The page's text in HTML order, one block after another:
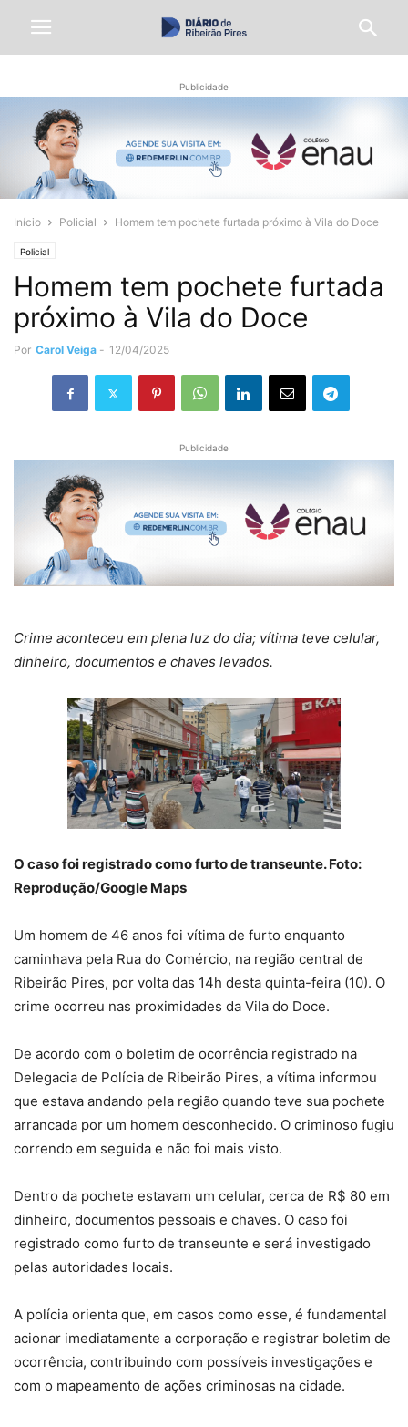
Publicidade
Início Policial Homem tem pochete furtada próximo à Vila do Doce
Policial
Homem tem pochete furtada
próximo à Vila do Doce
Por Carol Veiga - 12/04/2025
Publicidade
Crime aconteceu em plena luz do dia; vítima teve celular,
dinheiro, documentos e chaves levados.
O caso foi registrado como furto de transeunte. Foto:
Reprodução/Google Maps
Um homem de 46 anos foi vítima de furto enquanto
caminhava pela Rua do Comércio, na região central de
Ribeirão Pires, por volta das 14h desta quinta-feira (10). O
crime ocorreu nas proximidades da Vila do Doce.
De acordo com o boletim de ocorrência registrado na
Delegacia de Polícia de Ribeirão Pires, a vítima informou
que estava andando pela região quando teve sua pochete
arrancada por um homem desconhecido. O criminoso fugiu
correndo em seguida e não foi mais visto.
Dentro da pochete estavam um celular, cerca de R$ 80 em
dinheiro, documentos pessoais e chaves. O caso foi
registrado como furto de transeunte e será investigado
pelas autoridades locais.
A polícia orienta que, em casos como esse, é fundamental
acionar imediatamente a corporação e registrar boletim de
ocorrência, contribuindo com possíveis investigações e
com o mapeamento de ações criminosas na cidade.